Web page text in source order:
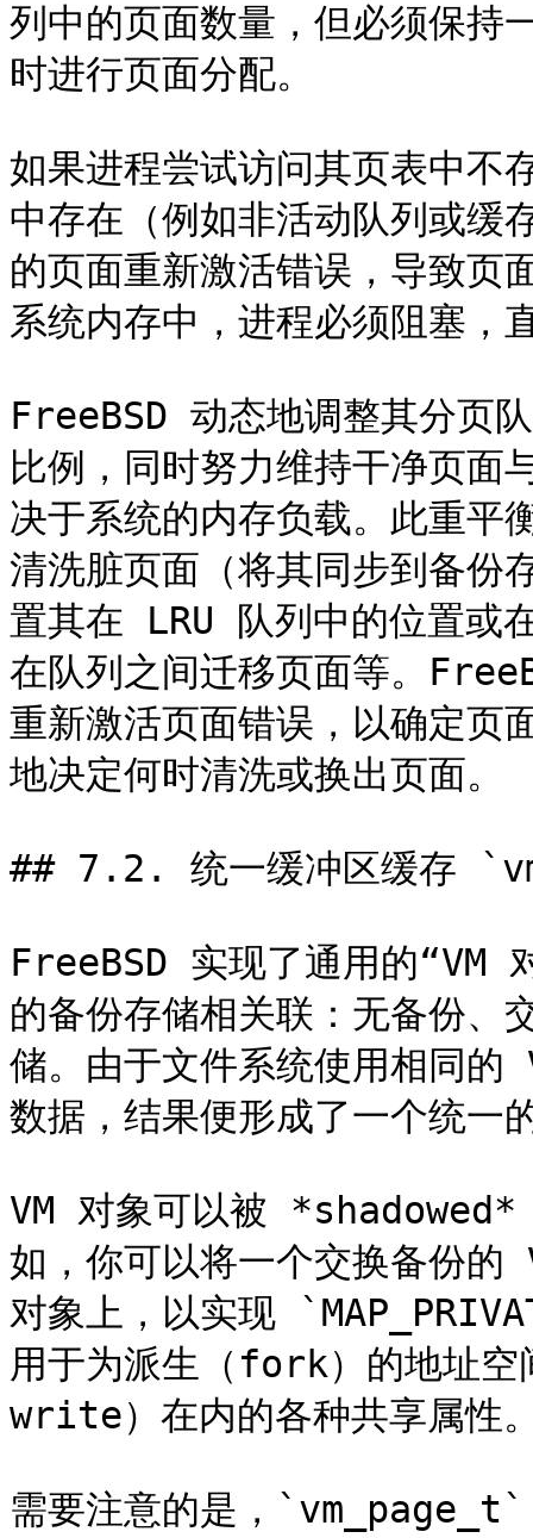
列中的页面数量，但必须保持
时进行页面分配。
如果进程尝试访问其页表中不
中存在（例如非活动队列或缓
的页面重新激活错误，导致页
系统内存中，进程必须阻塞，
FreeBSD 动态地调整其分页
比例，同时努力维持干净页面
决于系统的内存负载。此重
清洗脏页面（将其同步到备份
置其在 LRU 队列中的位置或
在队列之间迁移页面等。
重新激活页面错误，以确定页
地决定何时清洗或换出页面。
## 7.2. 统一缓冲区缓存
FreeBSD 实现了通用的“VM
的备份存储相关联：无备份、
储。由于文件系统使用相同的
数据，结果便形成了一个统一
VM 对象可以被 *shadowed*
如，你可以将一个交换备份的
对象上，以实现
用于为派生（fork）的地址
write）在内的各种共享属性
需要注意的是，